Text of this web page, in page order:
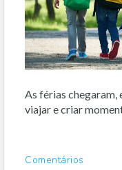
As férias chegaram,
viajar e criar
Comentários